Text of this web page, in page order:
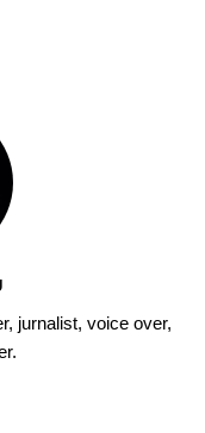
jurnalist, voice over,